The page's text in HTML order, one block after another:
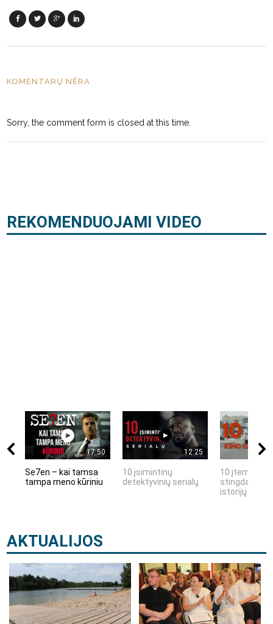
KOMENTARŲ NĖRA
Sorry, the comment form is closed at this time.
REKOMENDUOJAMI VIDEO
17:50
Se7en – kai tamsa
tampa meno kūriniu
12:25
10 įsimintinų
detektyvinių serialų
10 įtemptų,
stingdančių
istorijų
AKTUALIJOS